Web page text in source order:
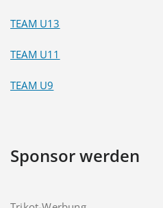
TEAM U13
TEAM U11
TEAM U9
Sponsor werden